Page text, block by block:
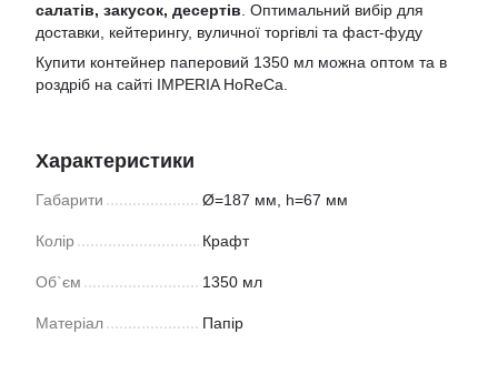
салатів, закусок, десертів . Оптимальний вибір для
доставки, кейтерингу, вуличної торгівлі та фаст-фуду
Купити контейнер паперовий 1350 мл можна оптом та в
роздріб на сайті IMPERIA HoReCa.
Характеристики
Габарити Ø=187 мм, h=67 мм
Колір Крафт
Об`єм 1350 мл
Матеріал Папір